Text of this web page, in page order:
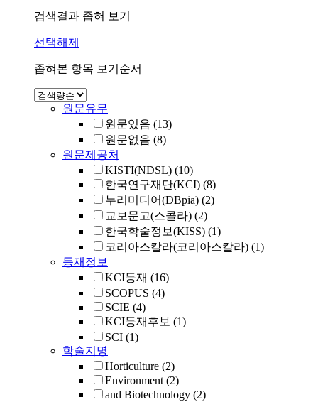
검색결과 좁혀 보기
선택해제
좁혀본 항목 보기순서
원문유무
원문있음 (13)
원문없음 (8)
원문제공처
KISTI(NDSL) (10)
한국연구재단(KCI) (8)
누리미디어(DBpia) (2)
교보문고(스콜라) (2)
한국학술정보(KISS) (1)
코리아스칼라(코리아스칼라) (1)
등재정보
KCI등재 (16)
SCOPUS (4)
SCIE (4)
KCI등재후보 (1)
SCI (1)
학술지명
Horticulture (2)
Environment (2)
and Biotechnology (2)